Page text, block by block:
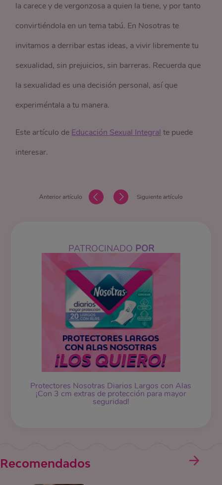
la carece y de vergonzosa a quien la tiene, y por tanto
convirtiéndola en un tema tabú. En Nosotras te
invitamos a derribar estas ideas, a vivir libremente tu
sexualidad, sin prejuicios, sin barreras. Recuerda que
la sexualidad es una decisión personal, así que
experiméntala a tu manera.
Este artículo de Educación Sexual Integral te puede
interesar.
Anterior artículo Siguiente artículo
PATROCINADO POR
Protectores Nosotras Diarios Largos con Alas
¡Con 3 cm extras de protección para mayor
seguridad!
Recomendados